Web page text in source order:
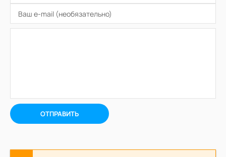
ОТПРАВИТЬ